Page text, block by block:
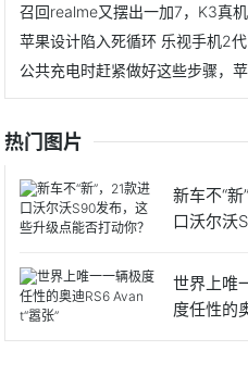
召回realme又摆出一加7，K3真
苹果设计陷入死循环 乐视手机2
公共充电时赶紧做好这些步骤，
热门图片
新车不“
口沃尔沃
世界上唯
度任性的
v